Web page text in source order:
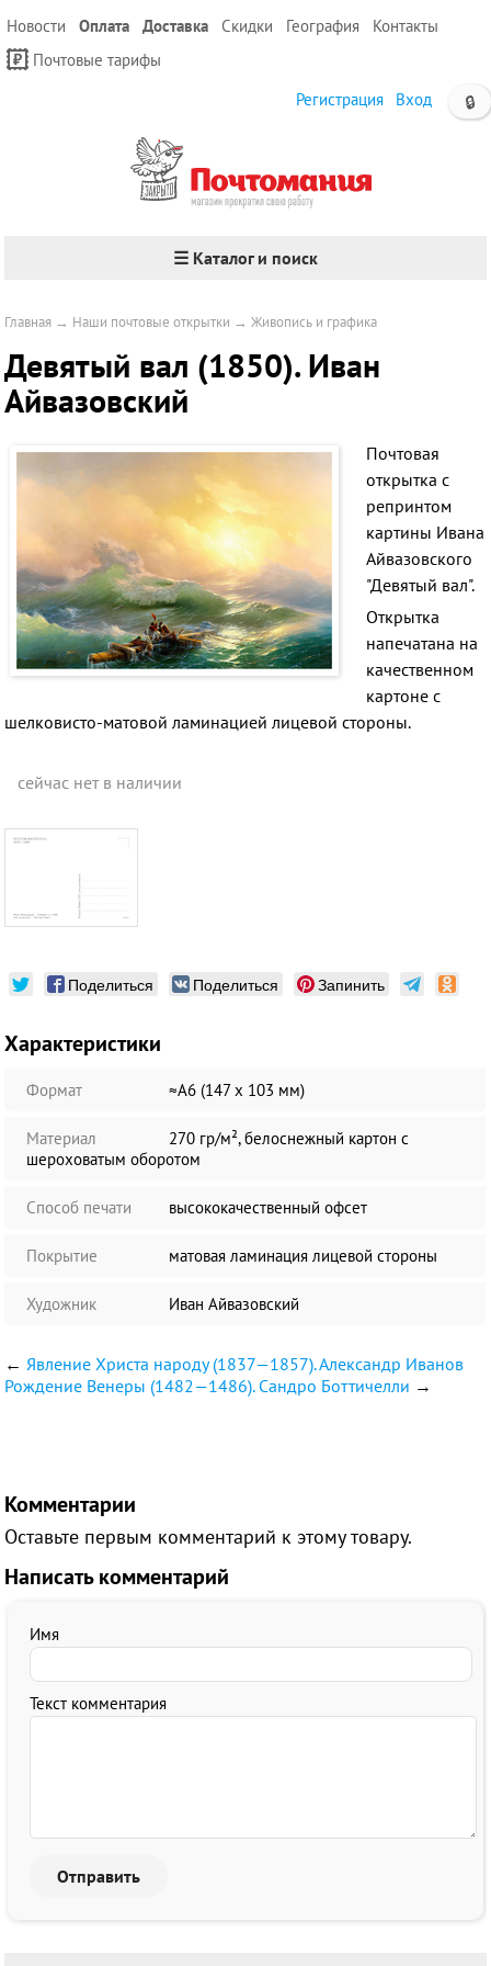
Новости Оплата Доставка Скидки География
Контакты
Почтовые тарифы
🔒
Регистрация Вход
☰ Каталог и поиск
Главная → Наши почтовые открытки →Живопись и графика
Девятый вал (1850). Иван
Айвазовский
Почтовая
открытка с
репринтом
картины Ивана
Айвазовского
"Девятый вал".
Открытка
напечатана на
качественном
картоне с
шелковисто-матовойламинацией лицевой стороны.
сейчас нет в наличии
Поделиться Поделиться Запинить
Характеристики
Формат ≈А6 (147 х 103 мм)
Материал
270 гр/м², белоснежный картон с
шероховатым оборотом
Способ печати высококачественный офсет
Покрытие матовая ламинация лицевой стороны
Художник Иван Айвазовский
←Явление Христа народу (1837—1857). Александр Иванов
Рождение Венеры (1482—1486). Сандро Боттичелли →
Комментарии
Оставьте первым комментарий к этому товару.
Написать комментарий
Имя
Текст комментария